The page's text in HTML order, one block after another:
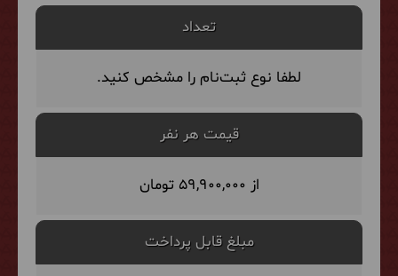
تعداد
لطفا نوع ثبت‌نام را مشخص کنید.
قیمت هر نفر
از 59,900,000 تومان
مبلغ قابل پرداخت